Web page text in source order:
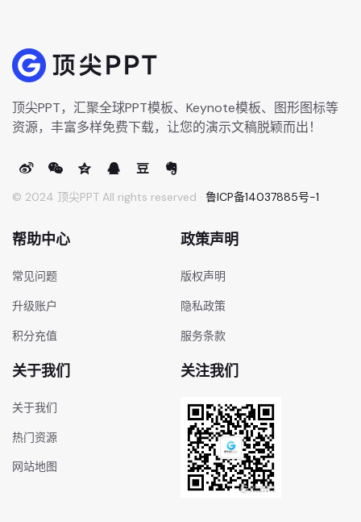
顶尖PPT，汇聚全球PPT模板、Keynote模板、图形图标等
资源，丰富多样免费下载，让您的演示文稿脱颖而出！
© 2024 顶尖PPT All rights reserved · 鲁ICP备14037885号-1
帮助中心
常见问题
升级账户
积分充值
政策声明
版权声明
隐私政策
服务条款
关于我们
关于我们
热门资源
网站地图
关注我们